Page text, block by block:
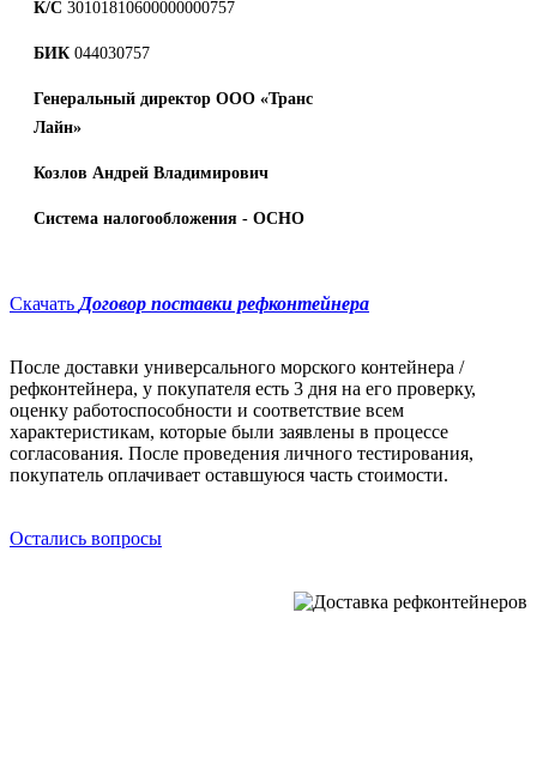
К/С 30101810600000000757
БИК 044030757
Генеральный директор ООО «Транс
Лайн»
Козлов Андрей Владимирович
Система налогообложения - ОСНО
Скачать Договор поставки рефконтейнера
После доставки универсального морского контейнера /
рефконтейнера, у покупателя есть 3 дня на его проверку,
оценку работоспособности и соответствие всем
характеристикам, которые были заявлены в процессе
согласования. После проведения личного тестирования,
покупатель оплачивает оставшуюся часть стоимости.
Остались вопросы